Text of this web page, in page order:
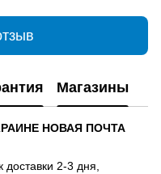
Магазины
НОВАЯ ПОЧТА
2-3 дня,